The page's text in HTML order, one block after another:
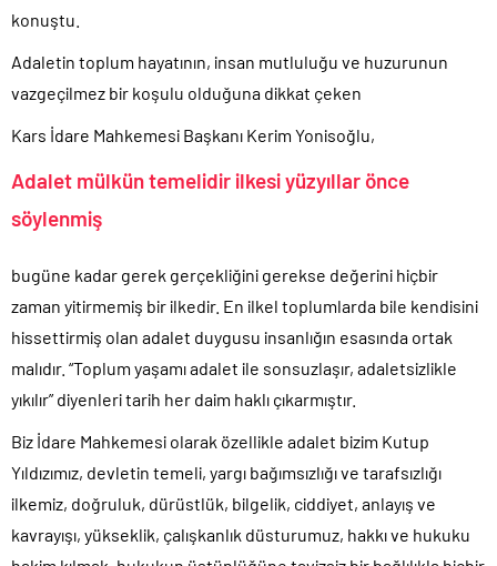
konuştu.
Adaletin toplum hayatının, insan mutluluğu ve huzurunun
vazgeçilmez bir koşulu olduğuna dikkat çeken
Kars İdare Mahkemesi Başkanı Kerim Yonisoğlu,
Adalet mülkün temelidir ilkesi yüzyıllar önce
söylenmiş
bugüne kadar gerek gerçekliğini gerekse değerini hiçbir
zaman yitirmemiş bir ilkedir. En ilkel toplumlarda bile kendisini
hissettirmiş olan adalet duygusu insanlığın esasında ortak
malıdır. “Toplum yaşamı adalet ile sonsuzlaşır, adaletsizlikle
yıkılır” diyenleri tarih her daim haklı çıkarmıştır.
Biz İdare Mahkemesi olarak özellikle adalet bizim Kutup
Yıldızımız, devletin temeli, yargı bağımsızlığı ve tarafsızlığı
ilkemiz, doğruluk, dürüstlük, bilgelik, ciddiyet, anlayış ve
kavrayışı, yükseklik, çalışkanlık düsturumuz, hakkı ve hukuku